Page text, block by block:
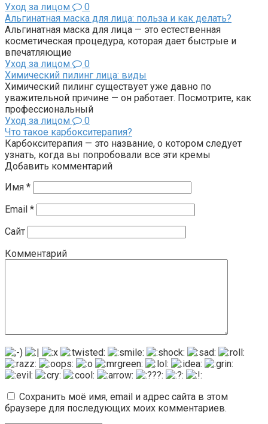
Уход за лицом
0
Альгинатная маска для лица: польза и как делать?
Альгинатная маска для лица — это естественная
косметическая процедура, которая дает быстрые и
впечатляющие
Уход за лицом
0
Химический пилинг лица: виды
Химический пилинг существует уже давно по
уважительной причине — он работает. Посмотрите, как
профессиональный
Уход за лицом
0
Что такое карбокситерапия?
Карбокситерапия — это название, о котором следует
узнать, когда вы попробовали все эти кремы
Добавить комментарий
Имя *
Email *
Сайт
Комментарий
Сохранить моё имя, email и адрес сайта в этом
браузере для последующих моих комментариев.